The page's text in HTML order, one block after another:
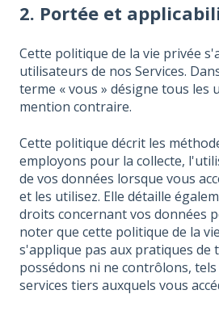
2. Portée et
Cette politique de la vie privée
utilisateurs de nos Services.
terme « vous » désigne tous les
mention contraire.
Cette politique décrit les
employons pour la collecte,
de vos données lorsque vous
et les utilisez. Elle détaille
droits concernant vos données
noter que cette politique de la
s'applique pas aux pratiques de
possédons ni ne contrôlons,
services tiers auxquels vous